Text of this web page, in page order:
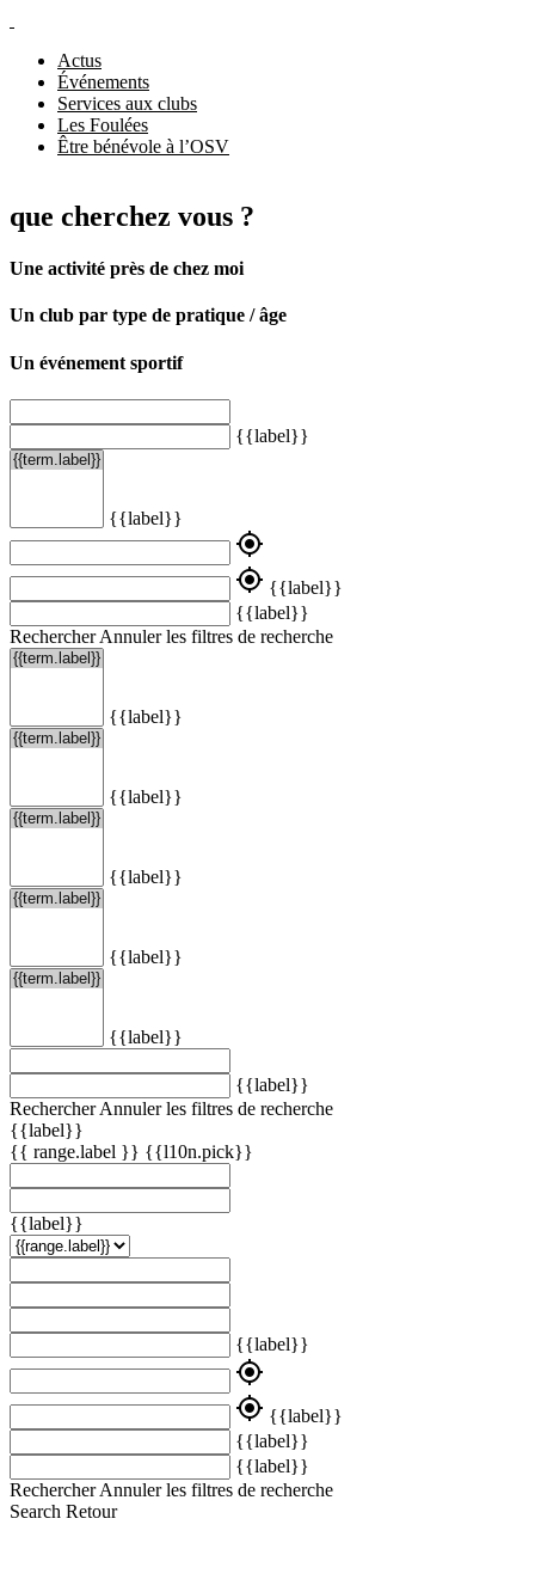
Actus
Événements
Services aux clubs
Les Foulées
Être bénévole à l’OSV
que cherchez vous ?
Une activité près de chez moi
Un club par type de pratique / âge
Un événement sportif
{{label}}
{{label}}
my_location
my_location {{label}}
{{label}}
Rechercher Annuler les filtres de recherche
{{label}}
{{label}}
{{label}}
{{label}}
{{label}}
{{label}}
Rechercher Annuler les filtres de recherche
{{label}}
{{ range.label }} {{l10n.pick}}
{{label}}
{{label}}
my_location
my_location {{label}}
{{label}}
{{label}}
Rechercher Annuler les filtres de recherche
Search Retour